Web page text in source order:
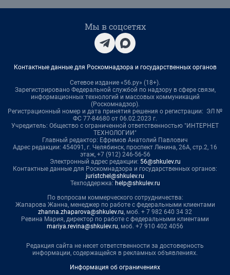
Мы в соцсетях
Контактные данные для Роскомнадзора и государственных органов
Сетевое издание «56.ру» (18+).
Зарегистрировано Федеральной службой по надзору в сфере связи,
информационных технологий и массовых коммуникаций
(Роскомнадзор).
Регистрационный номер и дата принятия решения о регистрации: ЭЛ №
ФС 77-84680 от 06.02.2023 г.
Учредитель: Общество с ограниченной ответственностью "ИНТЕРНЕТ
ТЕХНОЛОГИИ"
Главный редактор: Ефремов Анатолий Павлович
Адрес редакции: 454091, г. Челябинск, проспект Ленина, 26А, стр.2, 16
этаж, +7 (912) 246-56-56
Электронный адрес редакции: 56@shkulev.ru
Контактные данные для Роскомнадзора и государственных органов:
juristchel@shkulev.ru
Техподдержка: help@shkulev.ru
По вопросам коммерческого сотрудничества:
Жапарова Жанна, менеджер по работе с федеральными клиентами
zhanna.zhaparova@shkulev.ru, моб. + 7 982 640 34 32
Ревина Мария, директор по работе с федеральными клиентами
mariya.revina@shkulev.ru, моб. +7 910 402 4056
Редакция сайта не несет ответственности за достоверность
информации, содержащейся в рекламных объявлениях.
Информация об ограничениях